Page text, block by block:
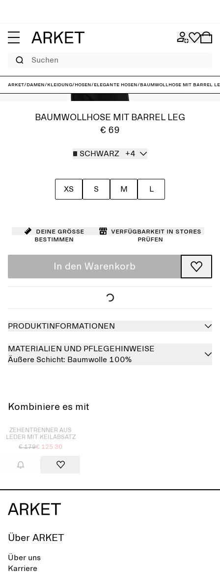
Suchen
ARKET/Damen/Kleidung/Hosen/Elegante Hosen/Baumwollhose mit Barrel
BAUMWOLLHOSE MIT BARREL LEG
€ 69
SCHWARZ +4
XS S M L
Deine Größe
bestimmen
Verfügbarkeit in Stores
prüfen
In den Warenkorb
PRODUKTINFORMATIONEN
MATERIALIEN UND PFLEGEHINWEISE
Äußere Schicht: Baumwolle 100%
Kombiniere es mit
ZEHENTRENNER AUS
LEDER MIT KEILABSATZ
€ 179€ 125.30
Über ARKET
Über uns
Karriere